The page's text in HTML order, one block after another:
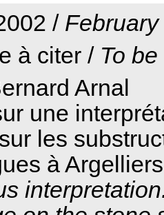
/
à citer / To
Arnal
une
les
à